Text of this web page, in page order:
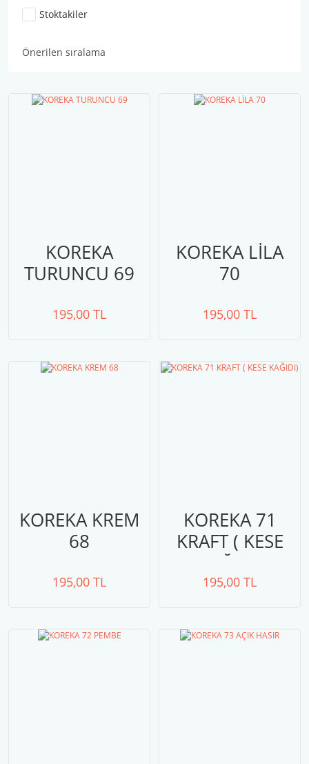
Stoktakiler
KOREKA
TURUNCU 69
195,00 TL
KOREKA LİLA
70
195,00 TL
KOREKA KREM
68
195,00 TL
KOREKA 71
KRAFT ( KESE
KAĞIDI)
195,00 TL